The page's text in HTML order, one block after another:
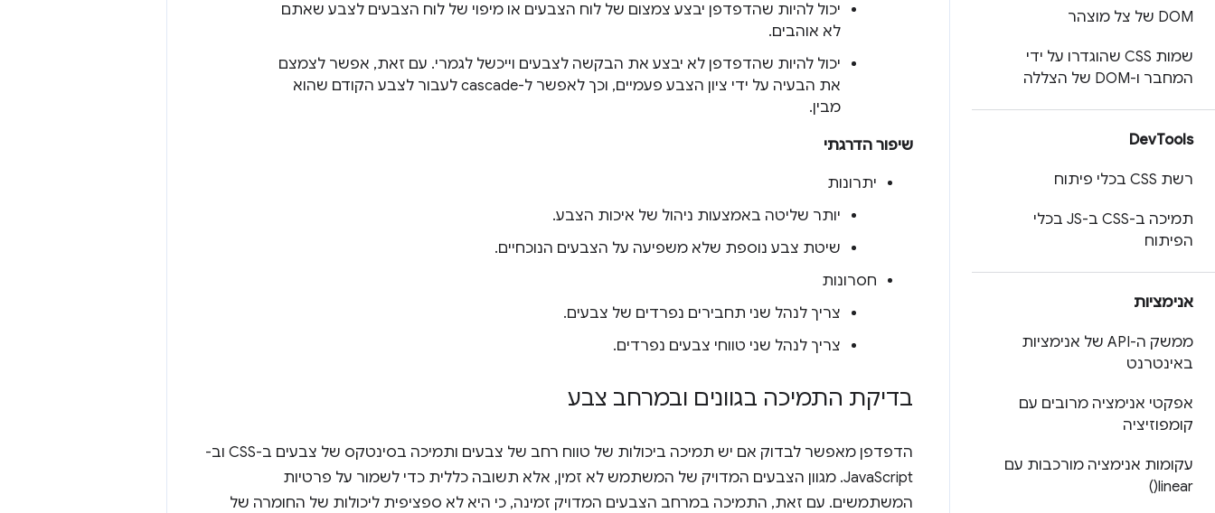
DOM של צל מוצהר
שמות CSS שהוגדרו על ידי
המחבר ו-DOM של הצללה
DevTools
רשת CSS בכלי פיתוח
תמיכה ב-CSS ב-JS בכלי
הפיתוח
אנימציות
ממשק ה-API של אנימציות
באינטרנט
אפקטי אנימציה מרובים עם
קומפוזיציה
עקומות אנימציה מורכבות עם
linear(
)
יכול להיות שהדפדפן יבצע צמצום של לוח הצבעים או מיפוי של לוח הצבעים לצבע שאתם
לא אוהבים.
יכול להיות שהדפדפן לא יבצע את הבקשה לצבעים וייכשל לגמרי. עם זאת, אפשר לצמצם
את הבעיה על ידי ציון הצבע פעמיים, וכך לאפשר ל-cascade לעבור לצבע הקודם שהוא
מבין.
שיפור הדרגתי
יתרונות
יותר שליטה באמצעות ניהול של איכות הצבע.
שיטת צבע נוספת שלא משפיעה על הצבעים הנוכחיים.
חסרונות
צריך לנהל שני תחבירים נפרדים של צבעים.
צריך לנהל שני טווחי צבעים נפרדים.
בדיקת התמיכה בגוונים ובמרחב צבע
הדפדפן מאפשר לבדוק אם יש תמיכה ביכולות של טווח רחב של צבעים ותמיכה בסינטקס של צבעים ב-CSS וב-
JavaScript. מגוון הצבעים המדויק של המשתמש לא זמין, אלא תשובה כללית כדי לשמור על פרטיות
המשתמשים. עם זאת, התמיכה במרחב הצבעים המדויק זמינה, כי היא לא ספציפית ליכולות של החומרה של